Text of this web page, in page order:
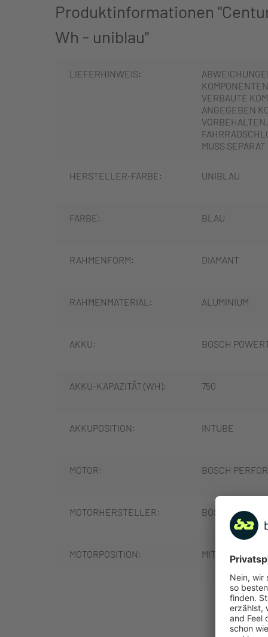
Produktinformationen
Wh - uniblau"
LIEFERHINWEIS:
VERBAUTE
ANGEGEBEN
MUSS
HERSTELLER-FARBE: UNIBLAU
FARBE: BLAU
RAHMENFORM: DIAMANT
RAHMENMATERIAL: ALUMINIUM
AKKU: BOSCH
AKKU-KAPAZITÄT (WH): 750
AKKUPOSITION: INTUBE
MOTOR: BOSCH
MOTORHERSTELLER: BOSCH
MOTORPOSITION: MITTELMOTOR